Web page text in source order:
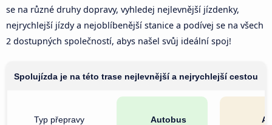
se na různé druhy dopravy, vyhledej nejlevnější jízdenky,
nejrychlejší jízdy a nejoblíbenější stanice a podívej se na všech
2 dostupných společností, abys našel svůj ideální spoj!
Spolujízda je na této trase nejlevnější a nejrychlejší cestou
Typ přepravy Autobus